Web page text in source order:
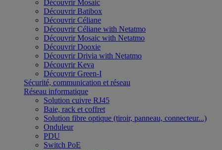
Découvrir Mosaic
Découvrir Batibox
Découvrir Céliane
Découvrir Céliane with Netatmo
Découvrir Mosaic with Netatmo
Découvrir Dooxie
Découvrir Drivia with Netatmo
Découvrir Keva
Découvrir Green-I
Sécurité, communication et réseau
Réseau informatique
Solution cuivre RJ45
Baie, rack et coffret
Solution fibre optique (tiroir, panneau, connecteur...)
Onduleur
PDU
Switch PoE